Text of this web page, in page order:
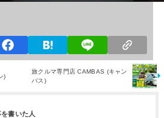
)
旅クルマ専門店 CAMBAS (キャン
バス)